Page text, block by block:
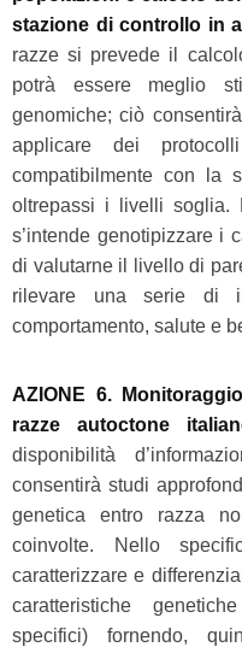
stazione di controllo in
razze si prevede il
potrà essere meglio
genomiche; ciò
applicare dei
compatibilmente con la
oltrepassi i livelli soglia.
s’intende genotipizzare i
di valutarne il livello di
rilevare una serie di
comportamento, salute e
AZIONE 6.
razze autoctone
disponibilità
consentirà studi
genetica entro razza
coinvolte. Nello
caratterizzare e
caratteristiche
specifici) fornendo,